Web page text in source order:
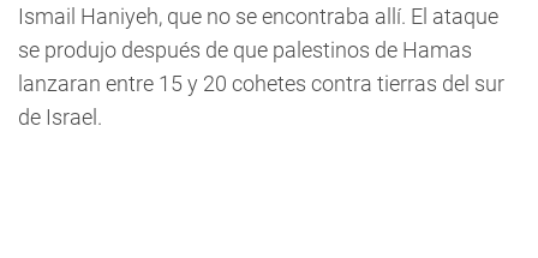
Ismail Haniyeh, que no se encontraba allí. El ataque
se produjo después de que palestinos de Hamas
lanzaran entre 15 y 20 cohetes contra tierras del sur
de Israel.